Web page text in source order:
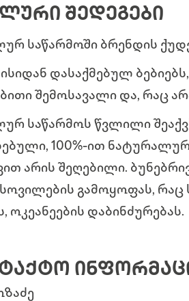
ᲨᲔᲓᲔᲒᲔᲑᲘ
საწარმოში ბრენდის
დასაქმებულ
შემოსავალი და, რაც
საწარმოს წვლილი
100%-ით
არის შეღებილი.
გამოყოფას, რაც
ოკეანეების დაბინძურებას.